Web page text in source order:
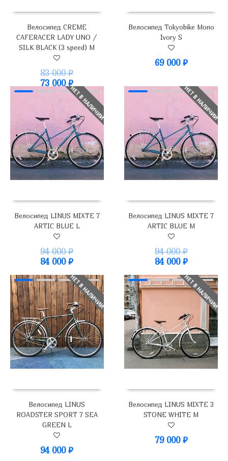
Велосипед CREME
CAFERACER LADY UNO /
SILK BLACK (3 speed) M
83 000₽
73 000₽
Велосипед Tokyobike Mono
Ivory S
69 000 ₽
НЕТ В НАЛИЧИИ
Велосипед LINUS MIXTE 7
ARTIC BLUE L
94 000₽
84 000₽
НЕТ В НАЛИЧИИ
Велосипед LINUS MIXTE 7
ARTIC BLUE M
94 000₽
84 000 ₽
НЕТ В НАЛИЧИИ
Велосипед LINUS
ROADSTER SPORT 7 SEA
GREEN L
94 000₽
НЕТ В НАЛИЧИИ
Велосипед LINUS MIXTE 3
STONE WHITE M
79 000 ₽